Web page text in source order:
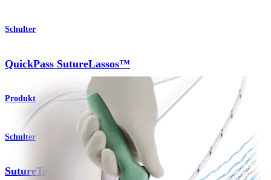
Schulter
QuickPass SutureLassos™
Produkt
Schulter
SutureTape